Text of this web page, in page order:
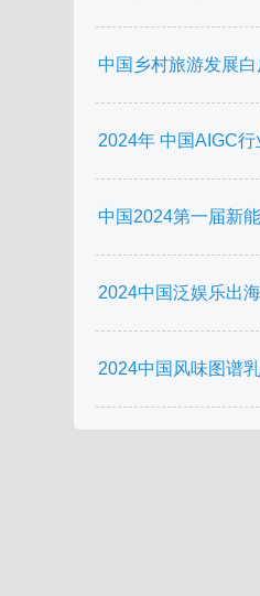
中国乡村旅游发展
2024年 中国AIGC
中国2024第一届新
2024中国泛娱乐出
2024中国风味图谱